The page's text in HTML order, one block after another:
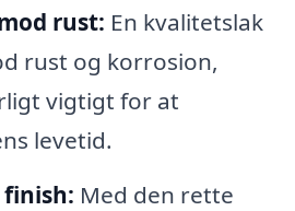
rust: En kvalitetslak
rust og korrosion,
vigtigt for at
levetid.
finish: Med den rette